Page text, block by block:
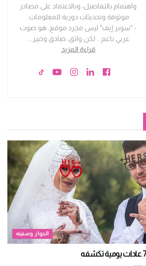
واهتمام بالتفاصيل، وبالاعتماد على مصادر
موثوقة وتحديثات دورية للمعلومات.
- "سوبر إيف" ليس مجرد موقع، هو صوت
عربي ناعم .. لكن واثق، صادق وخبير....
قراءة المزيد
الجواز وسنينه